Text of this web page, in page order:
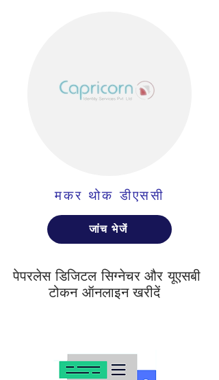
मकर थोक डीएससी
जांच भेजें
पेपरलेस डिजिटल सिग्नेचर और यूएसबी
टोकन ऑनलाइन खरीदें